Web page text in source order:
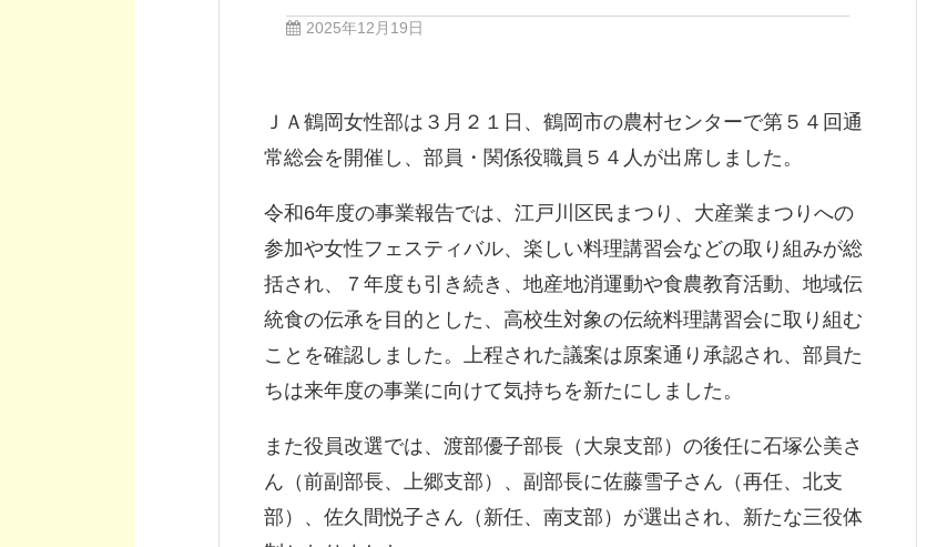
2025年12月19日
ＪＡ鶴岡女性部は３月２１日、鶴岡市の農村センターで第５４回通
常総会を開催し、部員・関係役職員５４人が出席しました。
令和6年度の事業報告では、江戸川区民まつり、大産業まつりへの
参加や女性フェスティバル、楽しい料理講習会などの取り組みが総
括され、７年度も引き続き、地産地消運動や食農教育活動、地域伝
統食の伝承を目的とした、高校生対象の伝統料理講習会に取り組む
ことを確認しました。上程された議案は原案通り承認され、部員た
ちは来年度の事業に向けて気持ちを新たにしました。
また役員改選では、渡部優子部長（大泉支部）の後任に石塚公美さ
ん（前副部長、上郷支部）、副部長に佐藤雪子さん（再任、北支
部）、佐久間悦子さん（新任、南支部）が選出され、新たな三役体